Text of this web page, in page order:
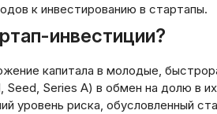
к инвестированию в стартапы.
инвестиции?
капитала в молодые,
Series A) в обмен на долю в
уровень риска, обусловленный